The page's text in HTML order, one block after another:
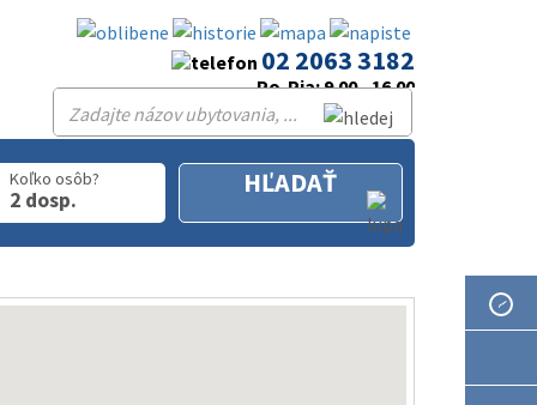
02 2063 3182
Po-Pia: 9.00 - 16.00
Koľko osôb?
2 dosp.
HĽADAŤ